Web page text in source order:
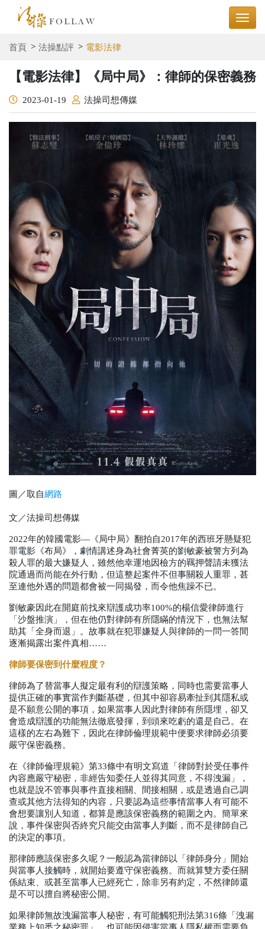
首頁 法操點評 電影法律
【電影法律】《局中局》：律師的保密義務
2023-01-19 法操司想傳媒
圖／取自網路
文／法操司想傳媒
2022年的韓國電影—《局中局》翻拍自2017年的西班牙懸疑犯
罪電影《布局》，劇情講述身為社會菁英的劉敏豪被警方列為
殺人罪的最大嫌疑人，雖然他幸運地因檢方的羈押聲請未獲法
院通過而尚能在外行動，但這整起案件不但事關殺人重罪，甚
至連他外遇的問題都會被一同揭發，而令他焦躁不已。
劉敏豪因此在開庭前找來辯護成功率100%的楊信愛律師進行
「沙盤推演」，但在他仍對律師有所隱瞞的情況下，也無法幫
助其「全身而退」。故事就在犯罪嫌疑人與律師的一問一答間
逐漸揭露出案件真相……
律師要保密到什麼程度？
律師為了替當事人擬定最有利的辯護策略，同時也需要當事人
提供正確的事實當作判斷基礎，但其中卻容易牽扯到其隱私或
是不願意公開的事項，如果當事人因此對律師有所隱埋，卻又
會造成辯護的功能無法徹底發揮，到頭來吃虧的還是自己。在
這樣的左右為難下，因此在律師倫理規範中便要求律師必須要
嚴守保密義務。
在《律師倫理規範》第33條中有明文寫道「律師對於受任事件
內容應嚴守秘密，非經告知委任人並得其同意，不得洩漏」，
也就是說不管事與事件直接相關、間接相關，或是透過自己調
查或其他方法得知的內容，只要認為這些事情當事人有可能不
會想要讓別人知道，都算是應該保密義務的範圍之內。簡單來
說，事件保密與否終究只能交由當事人判斷，而不是律師自己
的決定的事項。
那律師應該保密多久呢？一般認為當律師以「律師身分」開始
與當事人接觸時，就開始要遵守保密義務。而就算雙方委任關
係結束、或甚至當事人已經死亡，除非另有約定，不然律師還
是不可以擅自將秘密公開。
如果律師無故洩漏當事人秘密，有可能觸犯刑法第316條「洩漏